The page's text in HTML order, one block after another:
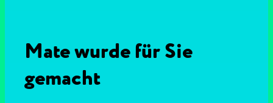
Mate wurde für Sie
gemacht